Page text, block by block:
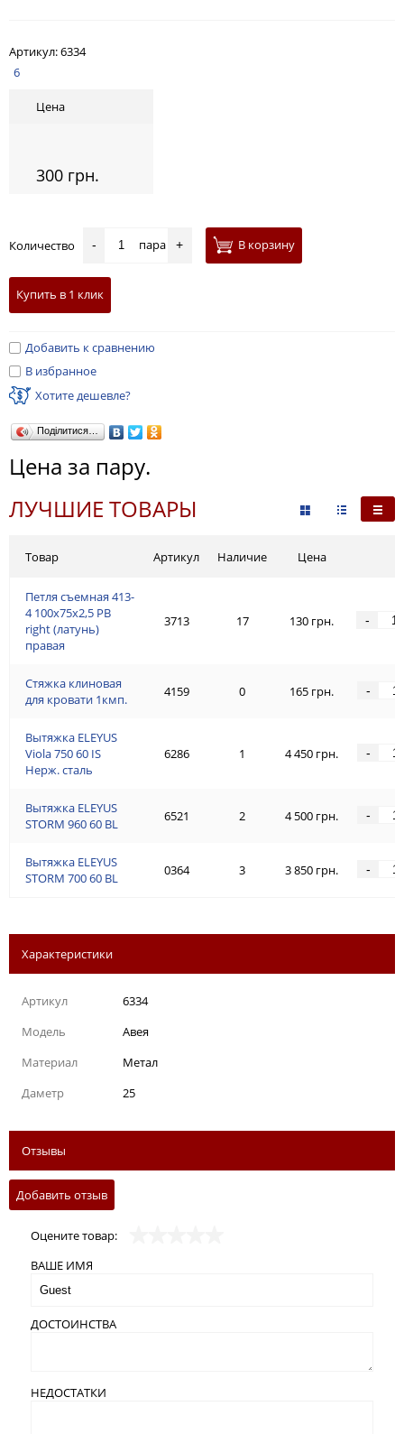
Артикул:6334
6
Цена
300 грн.
Количество - пара + В корзину
Купить в 1 клик
Добавить к сравнению
В избранное
Хотите дешевле?
Поділитися…
Цена за пару.
ЛУЧШИЕ ТОВАРЫ
Товар
Петля съемная 413-
4 100x75x2,5 PB
right (латунь)
правая
Стяжка клиновая
для кровати 1кмп.
Вытяжка ELEYUS
Viola 750 60 IS
Нерж. сталь
Вытяжка ELEYUS
STORM 960 60 BL
Вытяжка ELEYUS
STORM 700 60 BL
Артикул Наличие Цена
3713 17 130 грн. -
4159 0 165 грн. -
6286 1 4 450 грн. -
6521 2 4 500 грн. -
0364 3 3 850 грн. -
Характеристики
Артикул
6334
Модель
Авея
Материал
Метал
Даметр
25
Отзывы
Добавить отзыв
Оцените товар:
ВАШЕ ИМЯ
ДОСТОИНСТВА
НЕДОСТАТКИ